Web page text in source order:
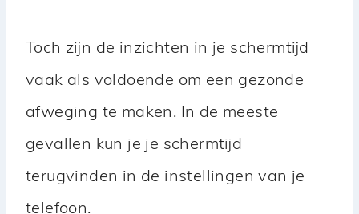
Toch zijn de inzichten in je schermtijd
vaak als voldoende om een gezonde
afweging te maken. In de meeste
gevallen kun je je schermtijd
terugvinden in de instellingen van je
telefoon.